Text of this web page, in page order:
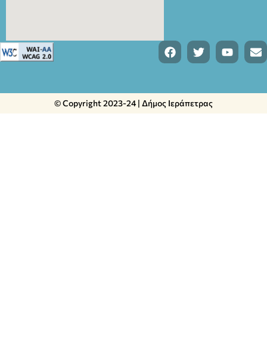
© Copyright 2023-24 | Δήμος Ιεράπετρας